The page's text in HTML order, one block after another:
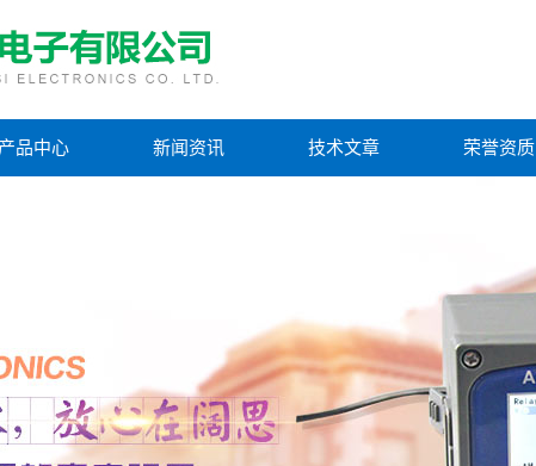
产品中心 新闻资讯 技术文章 荣誉资质